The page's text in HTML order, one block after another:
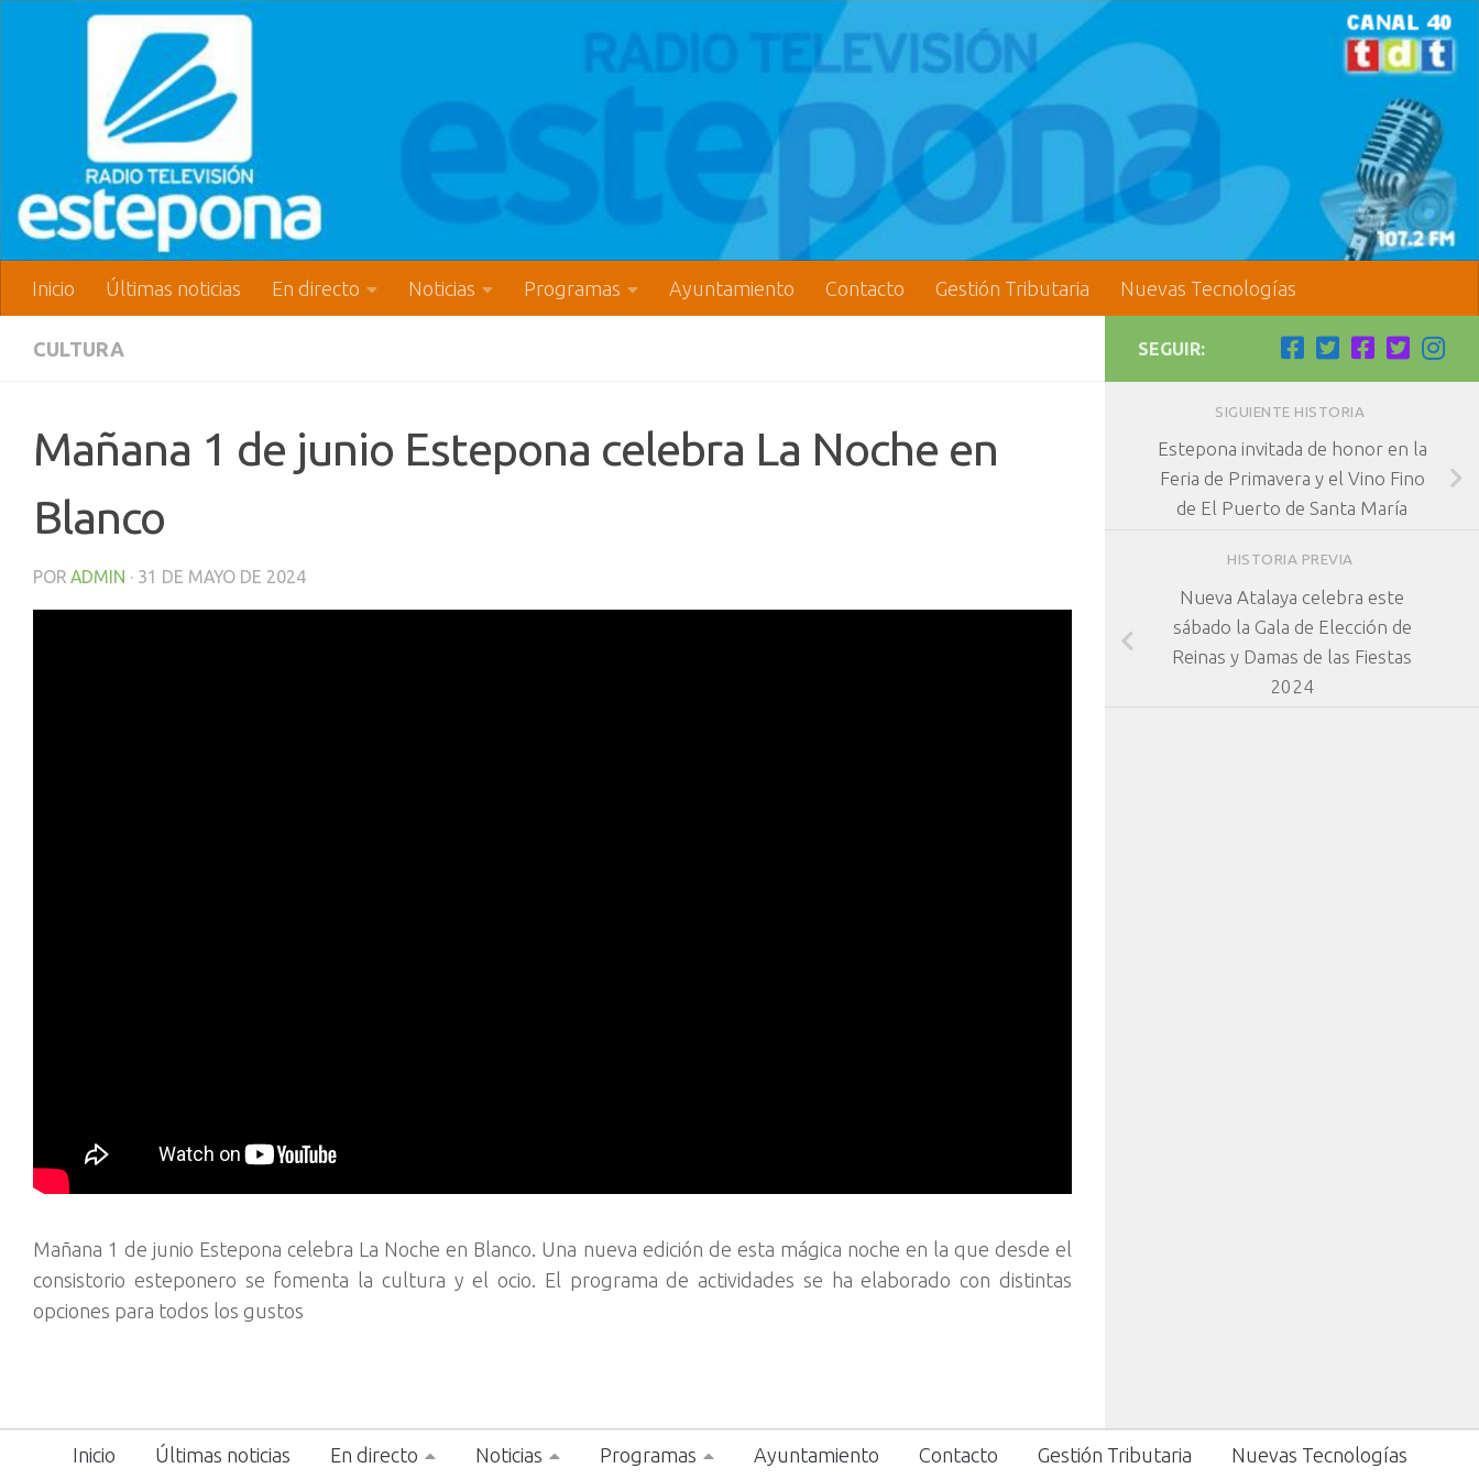
Inicio Últimas noticias En directo Noticias Programas Ayuntamiento Contacto Gestión Tributaria Nuevas Tecnologías
CULTURA
Mañana 1 de junio Estepona celebra La Noche en
Blanco
POR ADMIN · 31 DE MAYO DE 2024
Mañana 1 de junio Estepona celebra La Noche en Blanco. Una nueva edición de esta mágica noche en la que desde el
consistorio esteponero se fomenta la cultura y el ocio. El programa de actividades se ha elaborado con distintas
opciones para todos los gustos
SEGUIR:
SIGUIENTE HISTORIA
Estepona invitada de honor en la
Feria de Primavera y el Vino Fino
de El Puerto de Santa María
HISTORIA PREVIA
Nueva Atalaya celebra este
sábado la Gala de Elección de
Reinas y Damas de las Fiestas
2024
Inicio Últimas noticias En directo Noticias Programas Ayuntamiento Contacto Gestión Tributaria Nuevas Tecnologías